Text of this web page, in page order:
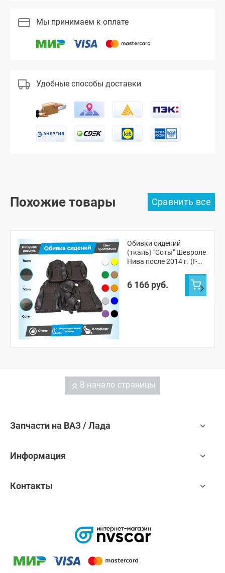
Мы принимаем к оплате
Удобные способы доставки
Похожие товары
Обивки сидений
(ткань) "Соты" Шевроле
Нива после 2014 г. (Г-
подголовники)
6 166 руб.
В начало страницы
Запчасти на ВАЗ / Лада
Информация
Контакты